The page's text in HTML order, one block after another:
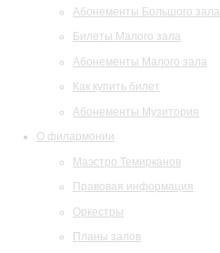
Абонементы Большого зала
Билеты Малого зала
Абонементы Малого зала
Как купить билет
Абонементы Музитория
О филармонии
Маэстро Темирканов
Правовая информация
Оркестры
Планы залов